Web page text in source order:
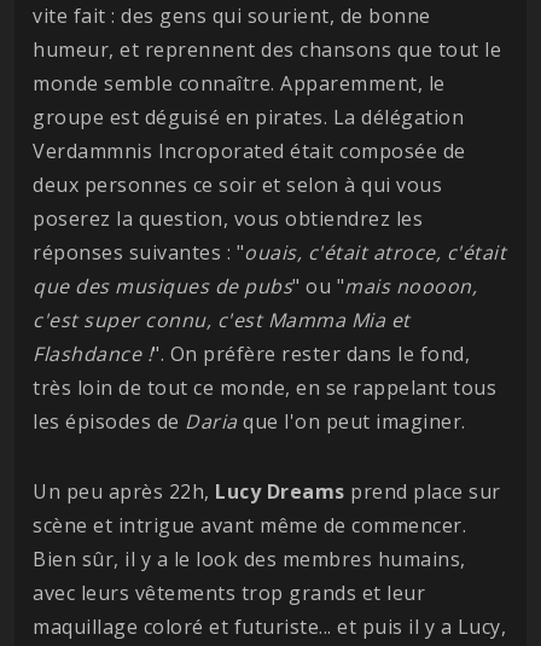
vite fait : des gens qui sourient, de bonne
humeur, et reprennent des chansons que tout le
monde semble connaître. Apparemment, le
groupe est déguisé en pirates. La délégation
Verdammnis Incroporated était composée de
deux personnes ce soir et selon à qui vous
poserez la question, vous obtiendrez les
réponses suivantes : "ouais, c'était atroce, c'était
que des musiques de pubs" ou "mais noooon,
c'est super connu, c'est Mamma Mia et
Flashdance !". On préfère rester dans le fond,
très loin de tout ce monde, en se rappelant tous
les épisodes de Daria que l'on peut imaginer.
Un peu après 22h, Lucy Dreams prend place sur
scène et intrigue avant même de commencer.
Bien sûr, il y a le look des membres humains,
avec leurs vêtements trop grands et leur
maquillage coloré et futuriste... et puis il y a Lucy,